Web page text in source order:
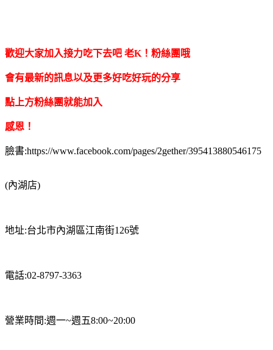
歡迎大家加入接力吃下去吧 老K！粉絲團哦
會有最新的訊息以及更多好吃好玩的分享
點上方粉絲團就能加入
感恩！
臉書:https://www.facebook.com/pages/2gether/395413880546175
(內湖店)
地址:台北市內湖區江南街126號
電話:02-8797-3363
營業時間:週一~週五8:00~20:00